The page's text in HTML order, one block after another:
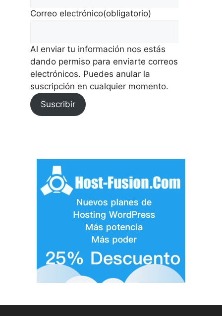
Correo electrónico(obligatorio)
Al enviar tu información nos estás
dando permiso para enviarte correos
electrónicos. Puedes anular la
suscripción en cualquier momento.
Suscribir